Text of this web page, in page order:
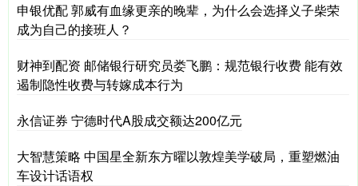
申银优配 郭威有血缘更亲的晚辈，为什么会选择义子柴荣
成为自己的接班人？
财神到配资 邮储银行研究员娄飞鹏：规范银行收费 能有效
遏制隐性收费与转嫁成本行为
永信证券 宁德时代A股成交额达200亿元
大智慧策略 中国星全新东方曜以敦煌美学破局，重塑燃油
车设计话语权